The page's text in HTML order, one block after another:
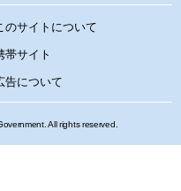
のサイトについて
帯サイト
告について
All rights reserved.